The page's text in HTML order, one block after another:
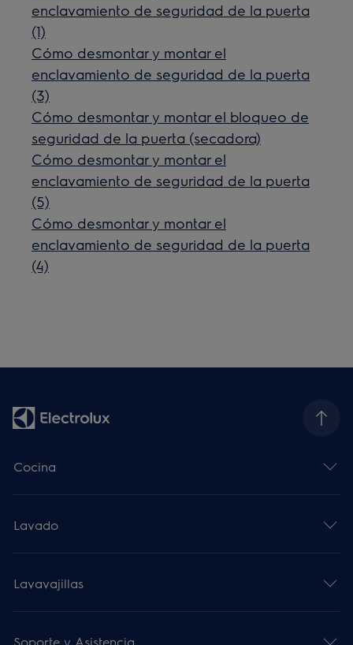
enclavamiento de seguridad de la puerta
(1)
Cómo desmontar y montar el
enclavamiento de seguridad de la puerta
(3)
Cómo desmontar y montar el bloqueo de
seguridad de la puerta (secadora)
Cómo desmontar y montar el
enclavamiento de seguridad de la puerta
(5)
Cómo desmontar y montar el
enclavamiento de seguridad de la puerta
(4)
Cocina
Lavado
Lavavajillas
Soporte y Asistencia